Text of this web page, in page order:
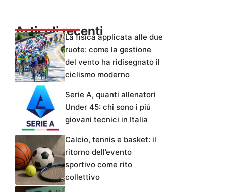
Articoli recentiLa fisica applicata alle due
ruote: come la gestione
del vento ha ridisegnato il
ciclismo moderno
Serie A, quanti allenatori
Under 45: chi sono i più
giovani tecnici in Italia
Calcio, tennis e basket: il
ritorno dell’evento
sportivo come rito
collettivo